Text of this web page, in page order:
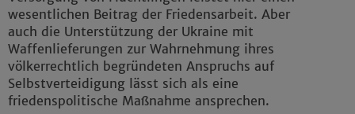
wesentlichen Beitrag der Friedensarbeit. Aber
auch die Unterstützung der Ukraine mit
Waffenlieferungen zur Wahrnehmung ihres
völkerrechtlich begründeten Anspruchs auf
Selbstverteidigung lässt sich als eine
friedenspolitische Maßnahme ansprechen.